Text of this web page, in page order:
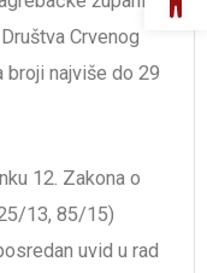
Crvenog
broji najviše do 29
12. Zakona o
13, 85/15)
uvid u rad